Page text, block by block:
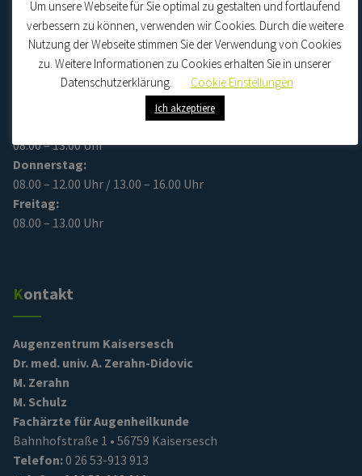
Montag:
08.00 – 13.00 Uhr
Dienstag:
08.00 – 12.00 Uhr / 13.00 – 16.00 Uhr
08.00 – 13.00 Uhr
Donnerstag:
08.00 – 12.00 Uhr / 13.00 – 16.00 Uhr
Freitag:
08.00 – 13.00 Uhr
Kontakt
Augenzentrum Kaisersesch
Dr. med. univ. A. Zerahn-Didovic
M. Zerahn
M. Schulz
Fachärzte für Augenheilkunde
Bahnhofstraße 1 • 56759 Kaisersesch
Telefon:0 26 53-913 913
Um unsere Webseite für Sie optimal zu gestalten und fortlaufend
verbessern zu können, verwenden wir Cookies. Durch die weitere
Nutzung der Webseite stimmen Sie der Verwendung von Cookies
zu. Weitere Informationen zu Cookies erhalten Sie in unserer
Datenschutzerklärung.
Cookie Einstellungen
Ich akzeptiere